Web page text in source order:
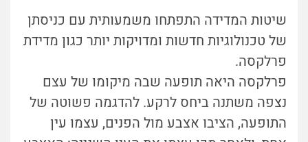
שיטות המדידה התפתחו משמעותית עם כניסתן
של טכנולוגיות חדשות ומדויקות יותר כגון מדידת
פרלקסה.
פרלקסה היאה תופעה שבה מיקומו של עצם
נצפה משתנה ביחס לרקע. להדגמה פשוטה של
התופעה, הציבו אצבע מול הפנים, עצמו עין